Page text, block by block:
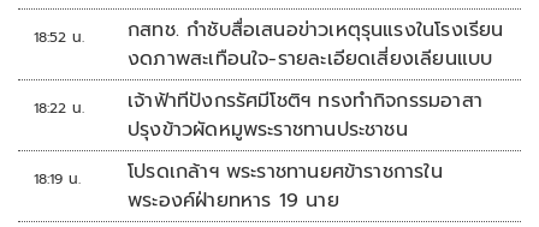
18:52 น.
กสทช. กำชับสื่อเสนอข่าวเหตุรุนแรงในโรงเรียน
งดภาพสะเทือนใจ-รายละเอียดเสี่ยงเลียนแบบ
18:22 น.
เจ้าฟ้าทีปังกรรัศมีโชติฯ ทรงทำกิจกรรมอาสา
ปรุงข้าวผัดหมูพระราชทานประชาชน
18:19 น.
โปรดเกล้าฯ พระราชทานยศข้าราชการใน
พระองค์ฝ่ายทหาร 19 นาย